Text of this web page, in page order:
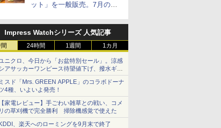
ット」を一般販売。7月の抽
Impress Watchシリーズ 人気記事
24時間 1週間 1カ月
ニクロ、今日から「お盆特別セール」。涼感
アサッカーワンピース待望値下げ、撥水ギア
ョーツは1990円に
スド「Mrs. GREEN APPLE」のコラボドーナ
4種、いよいよ発売！
家電レビュー】手ごわい雑草との戦い、コメ
の草刈機で完全勝利 掃除機感覚で使えた
、楽天へのローミングを9月末で終了